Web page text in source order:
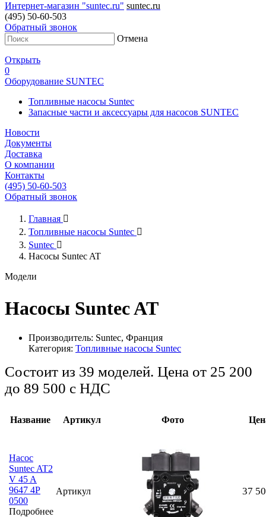
Интернет-магазин "suntec.ru" suntec.ru
(495) 50-60-503
Обратный звонок
Отмена
Открыть
0
Оборудование SUNTEC
Топливные насосы Suntec
Запасные части и аксессуары для насосов SUNTEC
Новости
Документы
Доставка
О компании
Контакты
(495) 50-60-503
Обратный звонок
Главная 
Топливные насосы Suntec 
Suntec 
Насосы Suntec AT
Модели
Насосы Suntec AT
Производитель: Suntec, Франция
Категория: Топливные насосы Suntec
Состоит из 39 моделей.
с НДС
Название Артикул Фото
Насос
Suntec AT2
V 45 A
9647 4P
0500
Подробнее
Артикул 37